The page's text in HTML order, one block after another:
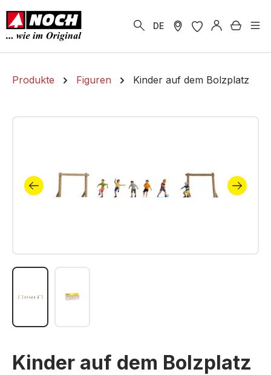
springen
DE
Produkte Figuren Kinder auf dem Bolzplatz
Bildergalerie überspringen
Kinder auf dem Bolzplatz